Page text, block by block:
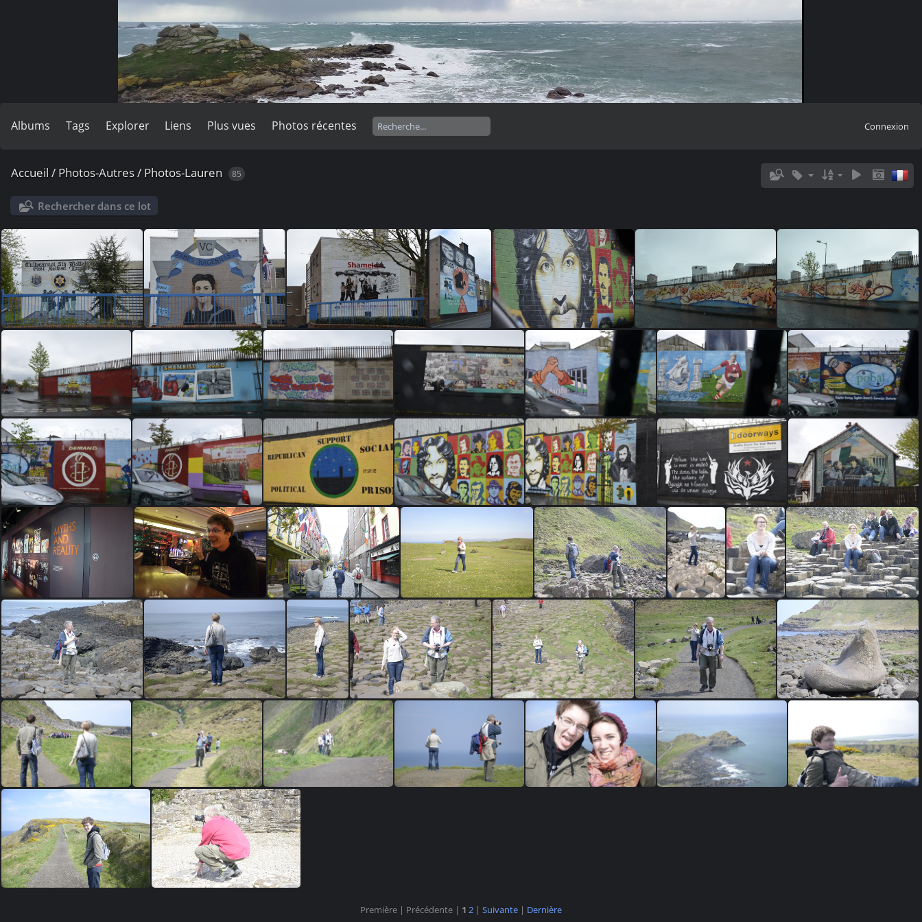
Albums Tags Explorer Liens Plus vues Photos récentes Connexion
Accueil / Photos-Autres/ Photos-Lauren 85
Rechercher dans ce lot
DSC0555 DSC0553 DSC0551 DSC0550 DSC0546 DSC0545 DSC0544
DSC0543 DSC0541 DSC0540 DSC0539 DSC0533 DSC0531 DSC0528
DSC0527 DSC0526 DSC0524 DSC0521 DSC0520 DSC0519 DSC0517
DSC0514 DSC0485 DSC0480 DSC0431 DSC0384 DSC0382 DSC0376 revue DSC0376
DSC0367 DSC0365 DSC0364 DSC0353 DSC0351 DSC0348 DSC0345
DSC0341 DSC0340
Première | Précédente | 1 2 | Suivante | Dernière